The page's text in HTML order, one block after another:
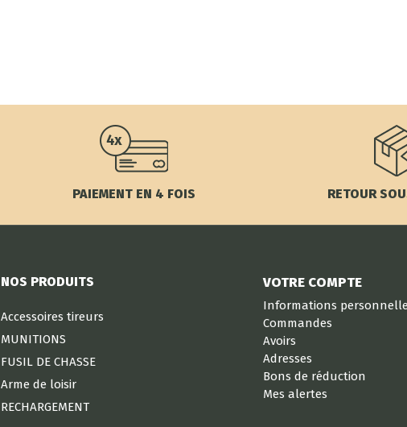
PAIEMENT EN 4 FOIS RETOUR
NOS PRODUITS
Accessoires tireurs
MUNITIONS
FUSIL DE CHASSE
Arme de loisir
RECHARGEMENT
VOTRE COMPTE
Informations
Commandes
Avoirs
Adresses
Bons de réduction
Mes alertes